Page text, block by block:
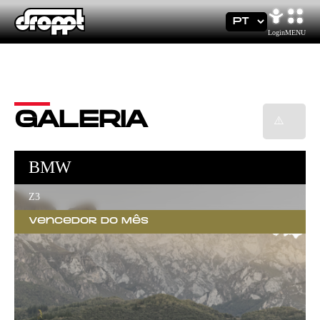
LoginMENU
GALERIA
BMW
Z3
Vencedor do Mês
×